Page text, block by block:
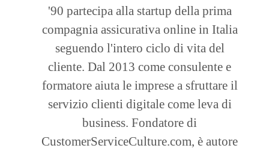
'90 partecipa alla startup della prima
compagnia assicurativa online in Italia
seguendo l'intero ciclo di vita del
cliente. Dal 2013 come consulente e
formatore aiuta le imprese a sfruttare il
servizio clienti digitale come leva di
business. Fondatore di
CustomerServiceCulture.com, è autore